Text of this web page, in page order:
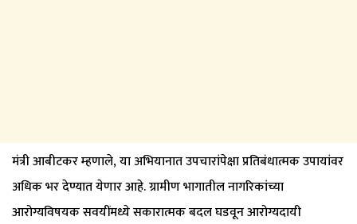
मंत्री आबीटकर म्हणाले, या अभियानात उपचारांपेक्षा प्रतिबंधात्मक उपायांवर
अधिक भर देण्यात येणार आहे. ग्रामीण भागातील नागरिकांच्या
आरोग्यविषयक सवयींमध्ये सकारात्मक बदल घडवून आरोग्यदायी